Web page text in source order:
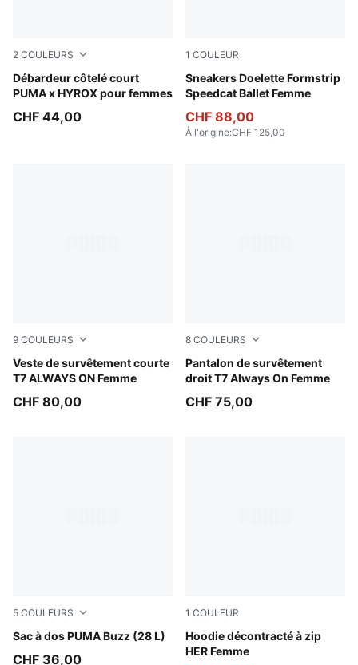
2 COULEURS
Débardeur côtelé court
PUMA x HYROX pour femmes
Puma White
CHF 44,00
1 COULEUR
Sneakers Doelette Formstrip
Speedcat Ballet Femme
Warm White-Caramel Latte
CHF 88,00
À l'origine:CHF 125,00
9 COULEURS
Veste de survêtement courte
T7 ALWAYS ON Femme
Créme De Mint-Garnet Glow
CHF 80,00
8 COULEURS
Pantalon de survêtement
droit T7 Always On Femme
Créme De Mint-Garnet Glow
CHF 75,00
5 COULEURS
Sac à dos PUMA Buzz (28 L)
Garnet Glow
CHF 36,00
1 COULEUR
Hoodie décontracté à zip
HER Femme
Puma Black